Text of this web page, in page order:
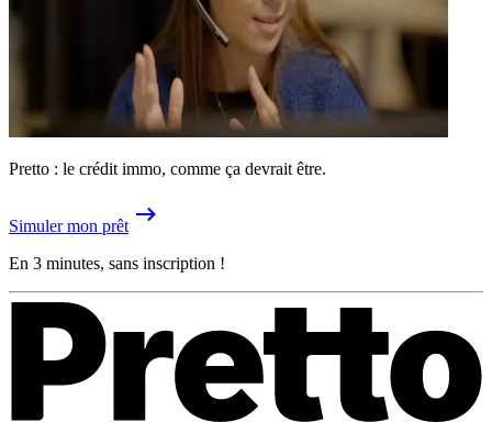
Pretto : le crédit immo, comme ça devrait être.
Simuler mon prêt
En 3 minutes, sans inscription !